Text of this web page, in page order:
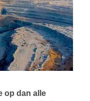
op dan alle